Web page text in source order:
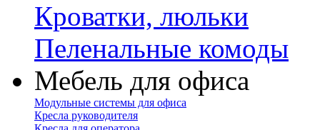
Кроватки, люльки
Пеленальные комоды
Мебель для офиса
Модульные системы для офиса
Кресла руководителя